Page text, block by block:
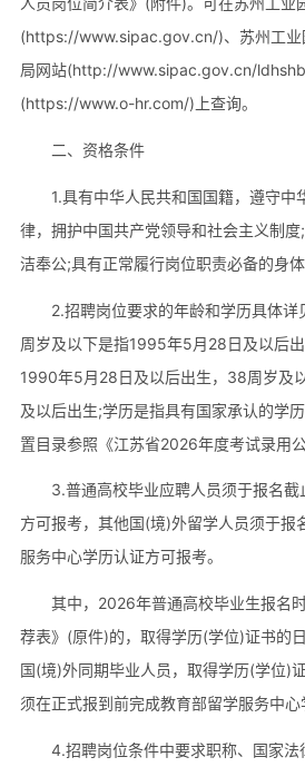
(https://www.sipac.gov.cn/)、苏州工业
局网站(http://www.sipac.gov.cn/
(https://www.o-hr.com/)上查询。
二、资格条件
1.具有中华人民共和国国籍，遵守中
律，拥护中国共产党领导和社会主义制
洁奉公;具有正常履行岗位职责必备的身体
2.招聘岗位要求的年龄和学历具体
周岁及以下是指1995年5月28日及以后
1990年5月28日及以后出生，38周岁及
及以后出生;学历是指具有国家承认的学
置目录参照《江苏省2026年度考试录用
3.普通高校毕业应聘人员须于报名
方可报考，其他国(境)外留学人员须于报
服务中心学历认证方可报考。
其中，2026年普通高校毕业生报名
荐表》(原件)的，取得学历(学位)证书的
国(境)外同期毕业人员，取得学历(学位)
须在正式报到前完成教育部留学服务中心
4.招聘岗位条件中要求职称、国家